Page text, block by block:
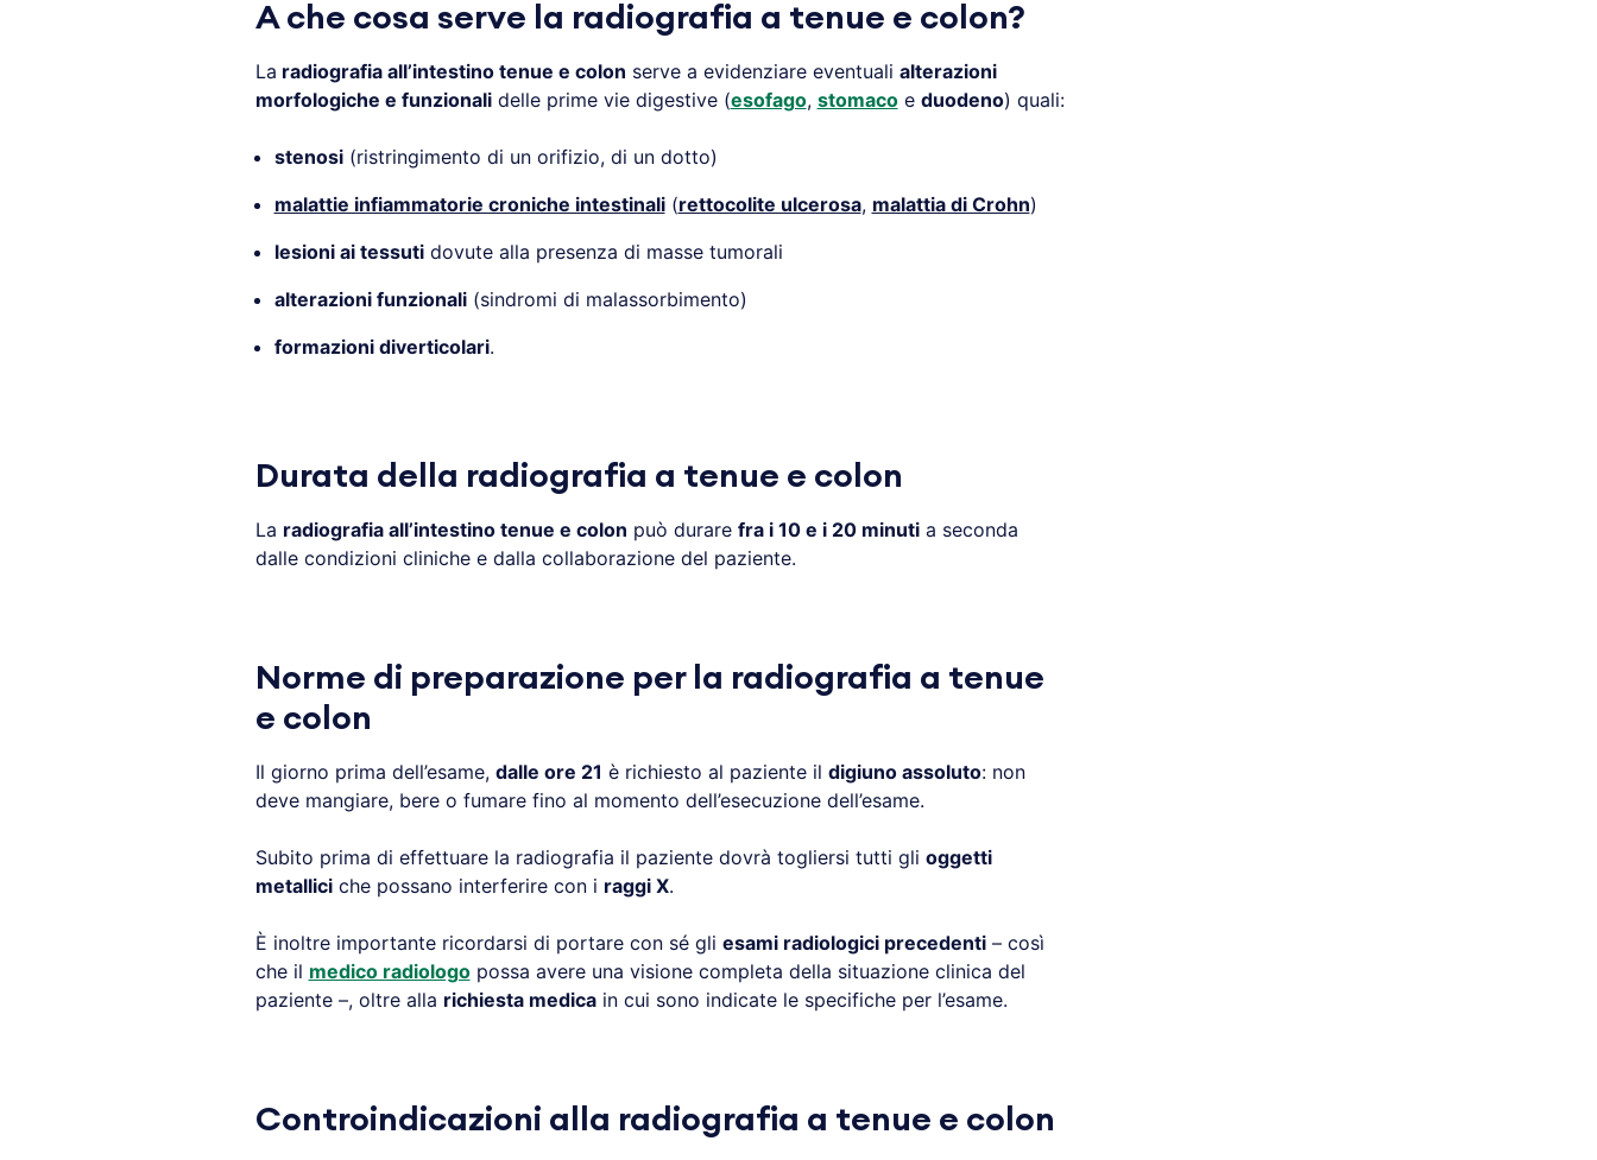
A che cosa serve la radiografia a tenue e colon?
La radiografia all’intestino tenue e colon serve a evidenziare eventuali alterazioni
morfologiche e funzionalidelle prime vie digestive (esofago, stomacoe duodeno) quali:
stenosi(ristringimento di un orifizio, di un dotto)
malattie infiammatorie croniche intestinali(rettocolite ulcerosa, malattia di Crohn)
lesioni ai tessutidovute alla presenza di masse tumorali
alterazioni funzionali(sindromi di malassorbimento)
formazioni diverticolari.
Durata della radiografia a tenue e colon
La radiografia all’intestino tenue e colon può durare fra i 10 e i 20 minutia seconda
dalle condizioni cliniche e dalla collaborazione del paziente.
Norme di preparazione per la radiografia a tenue
e colon
Il giorno prima dell’esame, dalle ore 21 è richiesto al paziente il digiuno assoluto: non
deve mangiare, bere o fumare fino al momento dell’esecuzione dell’esame.
Subito prima di effettuare la radiografia il paziente dovrà togliersi tutti gli oggetti
metalliciche possano interferire con i raggi X.
È inoltre importante ricordarsi di portare con sé gli esami radiologici precedenti– così
che il medico radiologopossa avere una visione completa della situazione clinica del
paziente –, oltre alla richiesta medicain cui sono indicate le specifiche per l’esame.
Controindicazioni alla radiografia a tenue e colon